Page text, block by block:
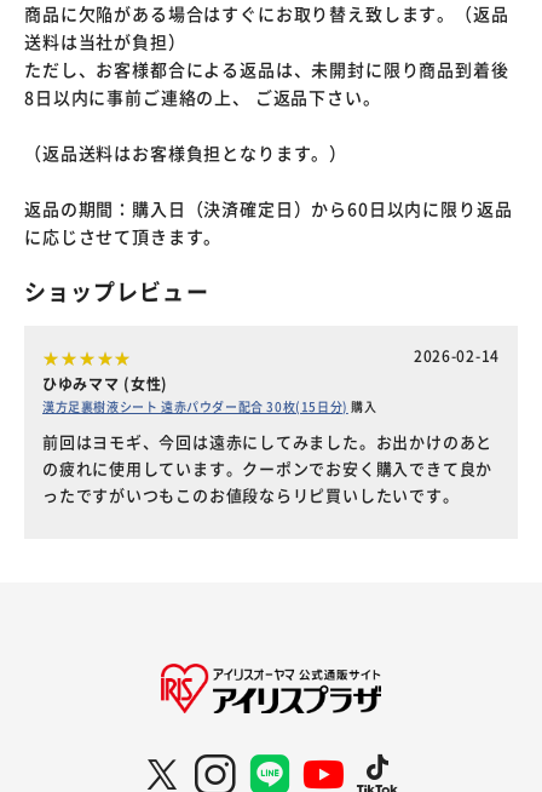
商品に欠陥がある場合はすぐにお取り替え致します。（返品
送料は当社が負担）
ただし、お客様都合による返品は、未開封に限り商品到着後
8日以内に事前ご連絡の上、 ご返品下さい。
（返品送料はお客様負担となります。）
返品の期間：購入日（決済確定日）から60日以内に限り返品
に応じさせて頂きます。
ショップレビュー
2026-02-14
ひゆみママ (女性)
漢方足裏樹液シート 遠赤パウダー配合 30枚(15日分) 購入
前回はヨモギ、今回は遠赤にしてみました。お出かけのあと
の疲れに使用しています。クーポンでお安く購入できて良か
ったですがいつもこのお値段ならリピ買いしたいです。